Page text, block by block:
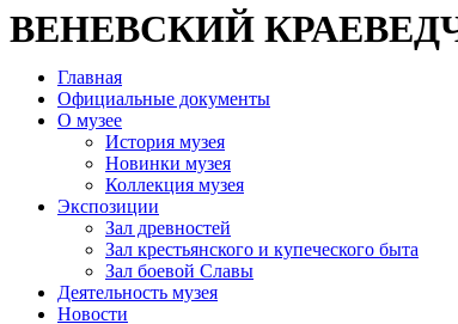
ВЕНЕВСКИЙ
Главная
Официальные документы
О музее
История музея
Новинки музея
Коллекция музея
Экспозиции
Зал древностей
Зал крестьянского и купеческого быта
Зал боевой Славы
Деятельность музея
Новости